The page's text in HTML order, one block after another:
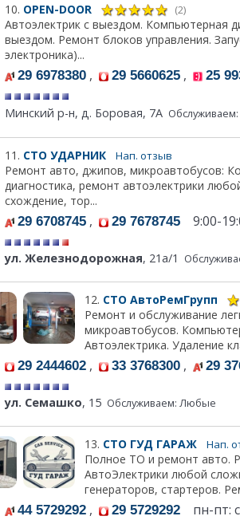
10. OPEN-DOOR (2)
Автоэлектрик с выездом. Компьютерная
выездом. Ремонт блоков управления.
электроника)...
29 6978380 , 29 5660625 , 25
Минский р-н, д. Боровая, 7А
11. СТО УДАРНИК Нап. отзыв
Ремонт авто, джипов, микроавтобусов:
диагностика, ремонт автоэлектрики
схождение, тор...
29 6708745 , 29 7678745 9:00-
ул. Железнодорожная, 21а/1
12. СТО АвтоРемГрупп
Ремонт и обслуживание
микроавтобусов.
Автоэлектрика. Удаление
29 2444602 , 33 3768300 , 29
ул. Семашко, 15 Обслуживаем: Любые
13. СТО ГУД ГАРАЖ Нап.
Полное ТО и ремонт авто.
АвтоЭлектрики любой
генераторов, стартеров.
44 5729292 , 29 5729292 пн-пт: